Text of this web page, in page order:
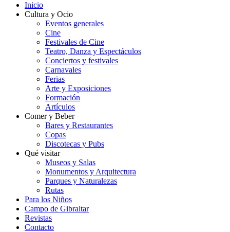
Inicio
Cultura y Ocio
Eventos generales
Cine
Festivales de Cine
Teatro, Danza y Espectáculos
Conciertos y festivales
Carnavales
Ferias
Arte y Exposiciones
Formación
Artículos
Comer y Beber
Bares y Restaurantes
Copas
Discotecas y Pubs
Qué visitar
Museos y Salas
Monumentos y Arquitectura
Parques y Naturalezas
Rutas
Para los Niños
Campo de Gibraltar
Revistas
Contacto